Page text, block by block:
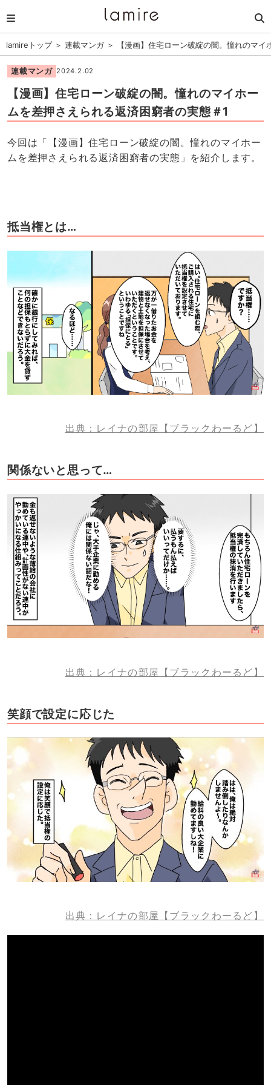
lamireトップ＞ 連載マンガ＞ 【漫画】住宅ローン破綻の闇。憧れのマ
連載マンガ 2024.2.02
【漫画】住宅ローン破綻の闇。憧れのマイホー
ムを差押さえられる返済困窮者の実態＃1
今回は「【漫画】住宅ローン破綻の闇。憧れのマイホー
ムを差押さえられる返済困窮者の実態」を紹介します。
抵当権とは…
出典：レイナの部屋【ブラックわーるど】
関係ないと思って…
出典：レイナの部屋【ブラックわーるど】
笑顔で設定に応じた
出典：レイナの部屋【ブラックわーるど】